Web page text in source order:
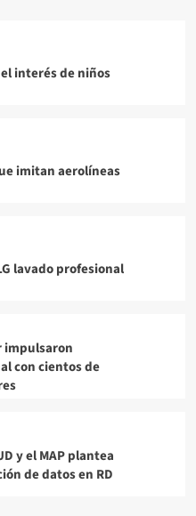
interés de niños
imitan aerolíneas
lavado profesional
impulsaron
con cientos de
y el MAP plantea
de datos en RD